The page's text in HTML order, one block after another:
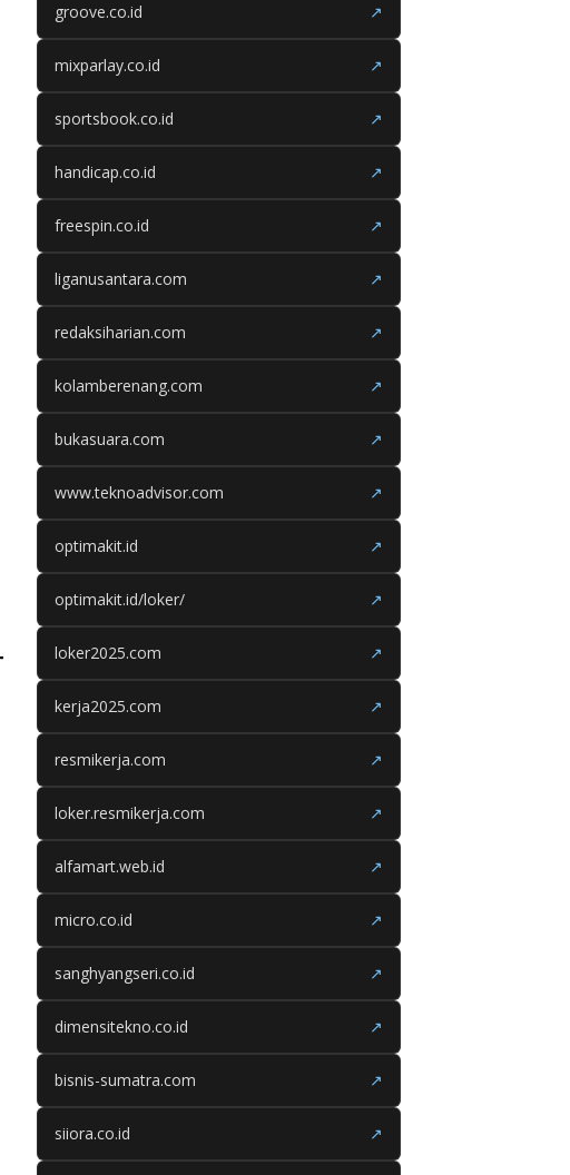
groove.co.id ↗
mixparlay.co.id ↗
sportsbook.co.id ↗
handicap.co.id ↗
freespin.co.id ↗
liganusantara.com ↗
redaksiharian.com ↗
kolamberenang.com ↗
bukasuara.com ↗
www.teknoadvisor.com ↗
optimakit.id ↗
optimakit.id/loker/ ↗
loker2025.com ↗
kerja2025.com ↗
resmikerja.com ↗
loker.resmikerja.com ↗
alfamart.web.id ↗
micro.co.id ↗
sanghyangseri.co.id ↗
dimensitekno.co.id ↗
bisnis-sumatra.com ↗
siiora.co.id ↗